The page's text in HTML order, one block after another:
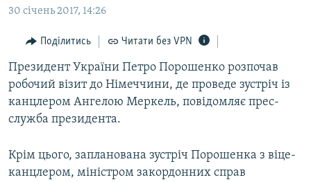
до
навігації
Перейти
до
пошуку
ПОЛІТИКА
БЛОГИ
ПОГЛЯД
ІНТЕРВ'Ю
ВСЕ ЗА ДЕНЬ
ЯК ОБІЙТИ БЛОКУВАННЯ
30 січень 2017, 14:26
Поділитись Читати без VPN
Президент України Петро Порошенко розпочав
робочий візит до Німеччини, де проведе зустріч із
канцлером Ангелою Меркель, повідомляє прес-
служба президента.
Крім цього, запланована зустріч Порошенка з віце-
канцлером, міністром закордонних справ